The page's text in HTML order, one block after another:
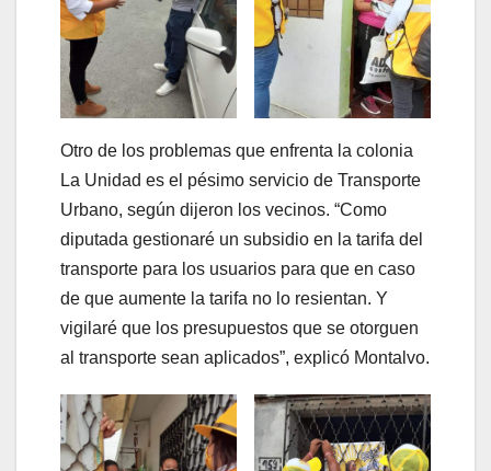
Otro de los problemas que enfrenta la colonia
La Unidad es el pésimo servicio de Transporte
Urbano, según dijeron los vecinos. “Como
diputada gestionaré un subsidio en la tarifa del
transporte para los usuarios para que en caso
de que aumente la tarifa no lo resientan. Y
vigilaré que los presupuestos que se otorguen
al transporte sean aplicados”, explicó Montalvo.